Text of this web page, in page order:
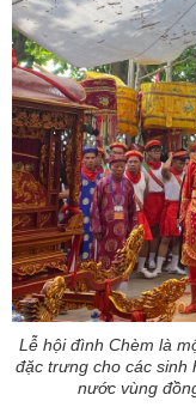
Lễ hội đình Chèm là
đặc trưng cho các sinh
nước vùng